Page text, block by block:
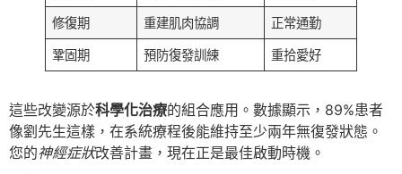
修復期 重建肌肉協調 正常通勤
鞏固期 預防復發訓練 重拾愛好
這些改變源於科學化治療的組合應用。數據顯示，89%患者
像劉先生這樣，在系統療程後能維持至少兩年無復發狀態。
您的神經症狀改善計畫，現在正是最佳啟動時機。